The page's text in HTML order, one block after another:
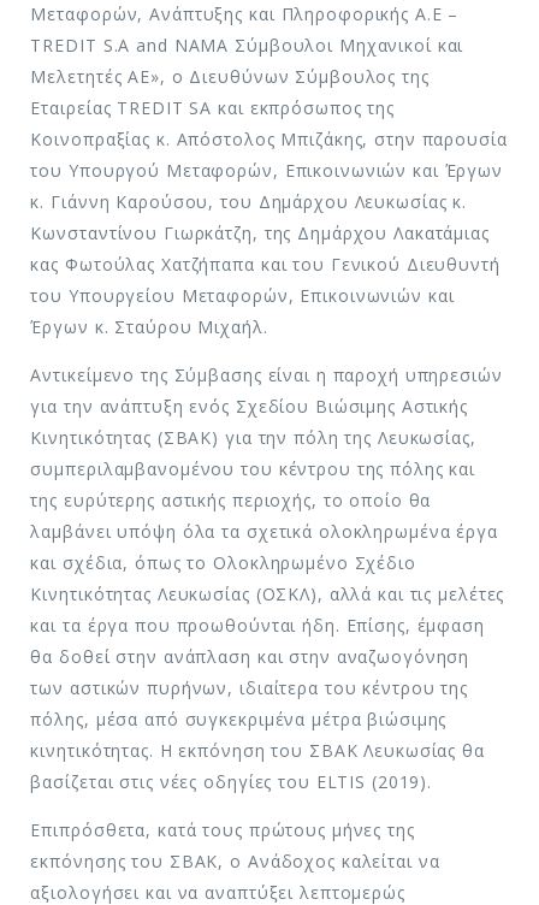
Μεταφορών, Ανάπτυξης και Πληροφορικής Α.Ε –
TREDIT S.A and ΝΑΜΑ Σύμβουλοι Μηχανικοί και
Μελετητές ΑΕ», ο Διευθύνων Σύμβουλος της
Εταιρείας TREDIT SA και εκπρόσωπος της
Κοινοπραξίας κ. Απόστολος Μπιζάκης, στην παρουσία
του Υπουργού Μεταφορών, Επικοινωνιών και Έργων
κ. Γιάννη Καρούσου, του Δημάρχου Λευκωσίας κ.
Κωνσταντίνου Γιωρκάτζη, της Δημάρχου Λακατάμιας
κας Φωτούλας Χατζήπαπα και του Γενικού Διευθυντή
του Υπουργείου Μεταφορών, Επικοινωνιών και
Έργων κ. Σταύρου Μιχαήλ.
Αντικείμενο της Σύμβασης είναι η παροχή υπηρεσιών
για την ανάπτυξη ενός Σχεδίου Βιώσιμης Αστικής
Κινητικότητας (ΣΒΑΚ) για την πόλη της Λευκωσίας,
συμπεριλαμβανομένου του κέντρου της πόλης και
της ευρύτερης αστικής περιοχής, το οποίο θα
λαμβάνει υπόψη όλα τα σχετικά ολοκληρωμένα έργα
και σχέδια, όπως το Ολοκληρωμένο Σχέδιο
Κινητικότητας Λευκωσίας (ΟΣΚΛ), αλλά και τις μελέτες
και τα έργα που προωθούνται ήδη. Επίσης, έμφαση
θα δοθεί στην ανάπλαση και στην αναζωογόνηση
των αστικών πυρήνων, ιδιαίτερα του κέντρου της
πόλης, μέσα από συγκεκριμένα μέτρα βιώσιμης
κινητικότητας. Η εκπόνηση του ΣΒΑΚ Λευκωσίας θα
βασίζεται στις νέες οδηγίες του ELTIS (2019).
Επιπρόσθετα, κατά τους πρώτους μήνες της
εκπόνησης του ΣΒΑΚ, ο Ανάδοχος καλείται να
αξιολογήσει και να αναπτύξει λεπτομερώς